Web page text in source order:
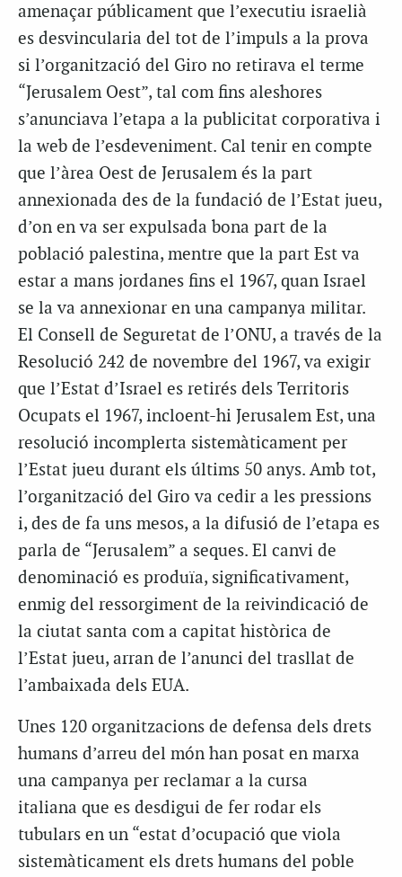
amenaçar públicament que l’executiu israelià
es desvincularia del tot de l’impuls a la prova
si l’organització del Giro no retirava el terme
“Jerusalem Oest”, tal com fins aleshores
s’anunciava l’etapa a la publicitat corporativa i
la web de l’esdeveniment. Cal tenir en compte
que l’àrea Oest de Jerusalem és la part
annexionada des de la fundació de l’Estat jueu,
d’on en va ser expulsada bona part de la
població palestina, mentre que la part Est va
estar a mans jordanes fins el 1967, quan Israel
se la va annexionar en una campanya militar.
El Consell de Seguretat de l’ONU, a través de la
Resolució 242 de novembre del 1967, va exigir
que l’Estat d’Israel es retirés dels Territoris
Ocupats el 1967, incloent-hi Jerusalem Est, una
resolució incomplerta sistemàticament per
l’Estat jueu durant els últims 50 anys. Amb tot,
l’organització del Giro va cedir a les pressions
i, des de fa uns mesos, a la difusió de l’etapa es
parla de “Jerusalem” a seques. El canvi de
denominació es produïa, significativament,
enmig del ressorgiment de la reivindicació de
la ciutat santa com a capitat històrica de
l’Estat jueu, arran de l’anunci del trasllat de
l’ambaixada dels EUA.
Unes 120 organitzacions de defensa dels drets
humans d’arreu del món han posat en marxa
una campanya per reclamar a la cursa
italiana que es desdigui de fer rodar els
tubulars en un “estat d’ocupació que viola
sistemàticament els drets humans del poble